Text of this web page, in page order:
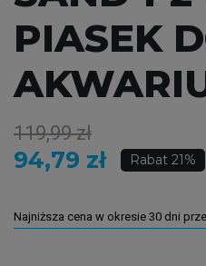
PIASEK
119,99 zł
94,79 zł Rabat 21%
Najniższa cena w okresie 30 dni